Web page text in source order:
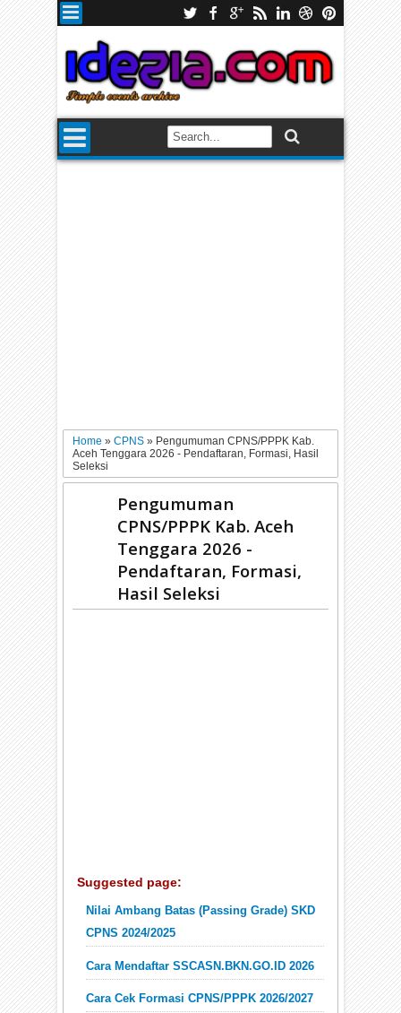
Home»CPNS» Pengumuman CPNS/PPPK Kab.
Aceh Tenggara 2026 - Pendaftaran, Formasi, Hasil
Seleksi
Pengumuman
CPNS/PPPK Kab. Aceh
Tenggara 2026 -
Pendaftaran, Formasi,
Hasil Seleksi
Suggested page:
Nilai Ambang Batas (Passing Grade) SKD
CPNS 2024/2025
Cara Mendaftar SSCASN.BKN.GO.ID 2026
Cara Cek Formasi CPNS/PPPK 2026/2027